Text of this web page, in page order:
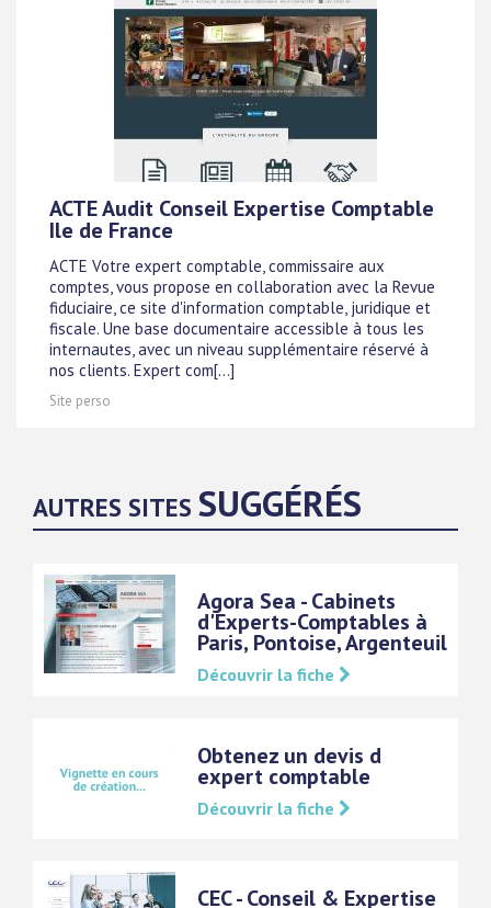
ACTE Audit Conseil Expertise Comptable
Ile de France
ACTE Votre expert comptable, commissaire aux
comptes, vous propose en collaboration avec la Revue
fiduciaire, ce site d'information comptable, juridique et
fiscale. Une base documentaire accessible à tous les
internautes, avec un niveau supplémentaire réservé à
nos clients. Expert com[...]
Site perso
AUTRES SITES SUGGÉRÉS
Agora Sea - Cabinets
d'Experts-Comptables à
Paris, Pontoise, Argenteuil
Découvrir la fiche
Obtenez un devis d
expert comptable
Découvrir la fiche
CEC - Conseil & Expertise